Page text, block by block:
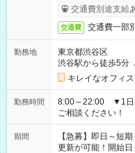
交通費別途支給
交通費 交通費一部
勤務地
東京都渋谷区
渋谷駅から徒歩5分
キレイなオフィ
勤務時間
8:00～22:00 ▼1日4
ご相談ください！
期間
【急募】即日～短
更新が可能！開始日